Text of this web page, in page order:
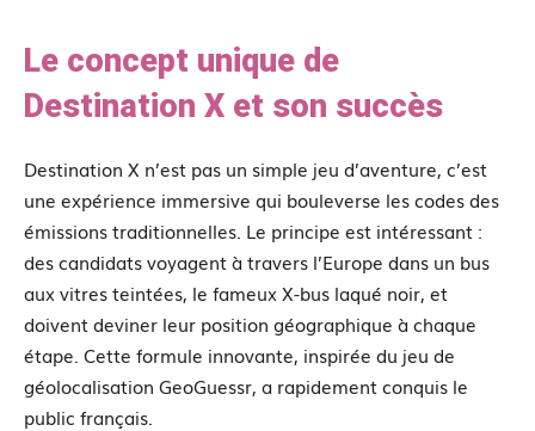
Le concept unique de
Destination X et son succès
Destination X n’est pas un simple jeu d’aventure, c’est
une expérience immersive qui bouleverse les codes des
émissions traditionnelles. Le principe est intéressant :
des candidats voyagent à travers l’Europe dans un bus
aux vitres teintées, le fameux X-bus laqué noir, et
doivent deviner leur position géographique à chaque
étape. Cette formule innovante, inspirée du jeu de
géolocalisation GeoGuessr, a rapidement conquis le
public français.